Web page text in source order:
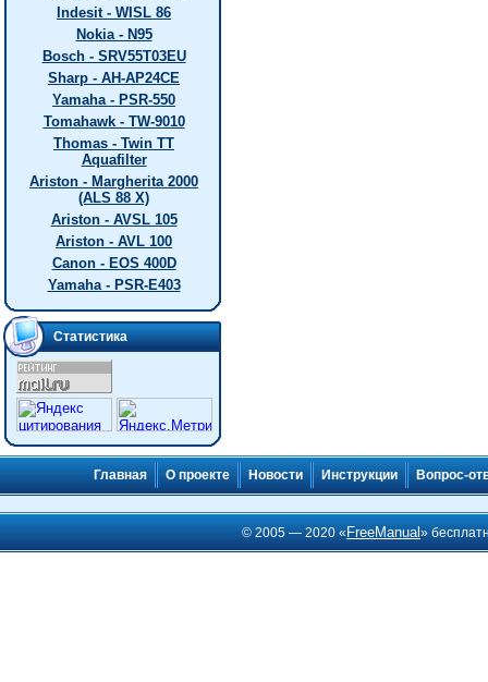
Indesit - WISL 86
Nokia - N95
Bosch - SRV55T03EU
Sharp - AH-AP24CE
Yamaha - PSR-550
Tomahawk - TW-9010
Thomas - Twin TT
Aquafilter
Ariston - Margherita 2000
(ALS 88 X)
Ariston - AVSL 105
Ariston - AVL 100
Canon - EOS 400D
Yamaha - PSR-E403
Статистика
Главная О проекте Новости Инструкции Вопрос-
© 2005 — 2020 « FreeManual»